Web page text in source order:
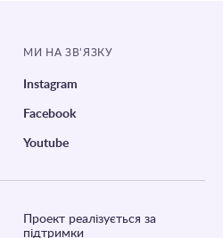
МИ НА ЗВ’ЯЗКУ
Instagram
Facebook
Youtube
Проект реалізується за
підтримки